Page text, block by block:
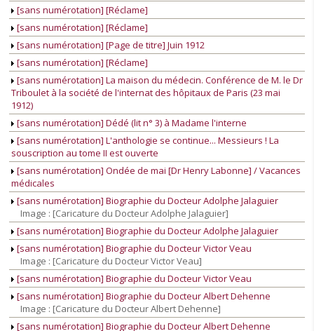
[sans numérotation] [Réclame]
[sans numérotation] [Réclame]
[sans numérotation] [Page de titre] Juin 1912
[sans numérotation] [Réclame]
[sans numérotation] La maison du médecin. Conférence de M. le Dr
Triboulet à la société de l'internat des hôpitaux de Paris (23 mai
1912)
[sans numérotation] Dédé (lit n° 3) à Madame l'interne
[sans numérotation] L'anthologie se continue... Messieurs ! La
souscription au tome II est ouverte
[sans numérotation] Ondée de mai [Dr Henry Labonne] / Vacances
médicales
[sans numérotation] Biographie du Docteur Adolphe Jalaguier
Image : [Caricature du Docteur Adolphe Jalaguier]
[sans numérotation] Biographie du Docteur Adolphe Jalaguier
[sans numérotation] Biographie du Docteur Victor Veau
Image : [Caricature du Docteur Victor Veau]
[sans numérotation] Biographie du Docteur Victor Veau
[sans numérotation] Biographie du Docteur Albert Dehenne
Image : [Caricature du Docteur Albert Dehenne]
[sans numérotation] Biographie du Docteur Albert Dehenne